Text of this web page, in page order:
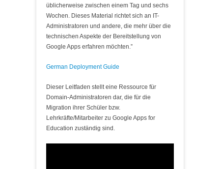
üblicherweise zwischen einem Tag und sechs
Wochen. Dieses Material richtet sich an IT-
Administratoren und andere, die mehr über die
technischen Aspekte der Bereitstellung von
Google Apps erfahren möchten.”
German Deployment Guide
Dieser Leitfaden stellt eine Ressource für
Domain-Administratoren dar, die für die
Migration ihrer Schüler bzw.
Lehrkräfte/Mitarbeiter zu Google Apps for
Education zuständig sind.